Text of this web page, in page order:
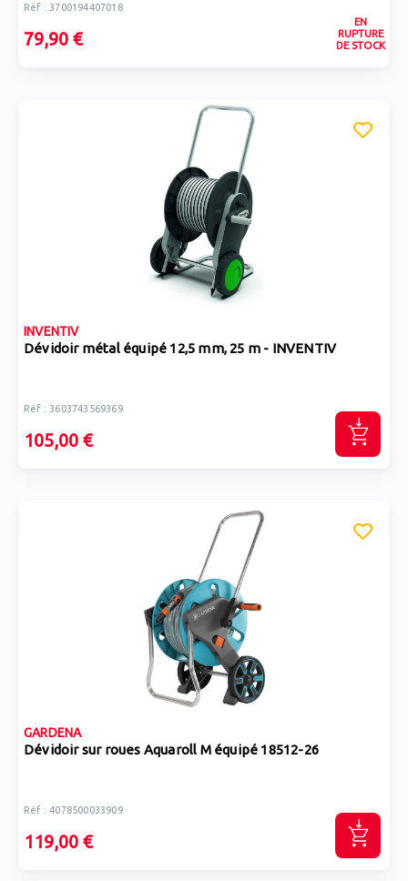
Réf : 3700194407018
79,90 €
EN
RUPTURE
DE STOCK
INVENTIV
Dévidoir métal équipé 12,5 mm, 25 m - INVENTIV
Réf : 3603743569369
105,00 €
GARDENA
Dévidoir sur roues Aquaroll M équipé 18512-26
Réf : 4078500033909
119,00 €